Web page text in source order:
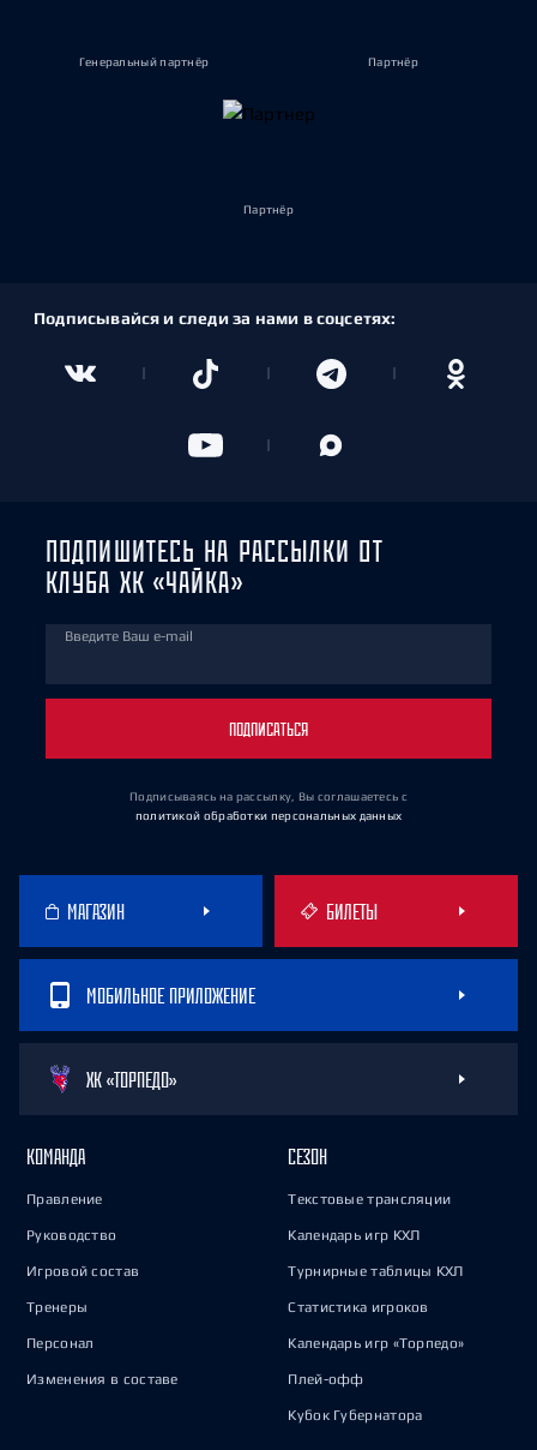
Генеральный партнёр Партнёр
Партнёр
Подписывайся и следи за нами в соцсетях:
ПОДПИШИТЕСЬ НА РАССЫЛКИ ОТ
КЛУБА ХК «ЧАЙКА»
Введите Ваш e-mail
ПОДПИСАТЬСЯ
Подписываясь на рассылку, Вы соглашаетесь с
политикой обработки персональных данных
МАГАЗИН БИЛЕТЫ
МОБИЛЬНОЕ ПРИЛОЖЕНИЕ
ХК «ТОРПЕДО»
КОМАНДА
Правление
Руководство
Игровой состав
Тренеры
Персонал
Изменения в составе
СЕЗОН
Текстовые трансляции
Календарь игр КХЛ
Турнирные таблицы КХЛ
Статистика игроков
Календарь игр «Торпедо»
Плей-офф
Кубок Губернатора